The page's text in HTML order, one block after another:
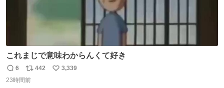
これまじで意味わからんくて好き
返
信
6
リ
ポ
442
い
3,339
23時間前